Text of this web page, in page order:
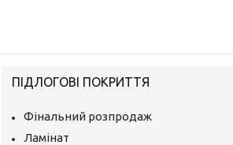
ПІДЛОГОВІ ПОКРИТТЯ
Фінальний розпродаж
Ламінат